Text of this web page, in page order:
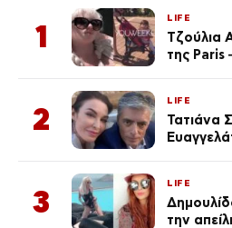
1
LIFE
Τζούλια
της Paris
2
LIFE
Τατιάνα
3
LIFE
την